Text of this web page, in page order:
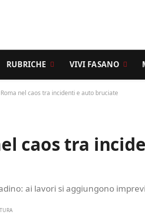
RUBRICHE VIVI FASANO
nel caos tra incidenti e auto bruciate
caos tra
ai lavori si aggiungono